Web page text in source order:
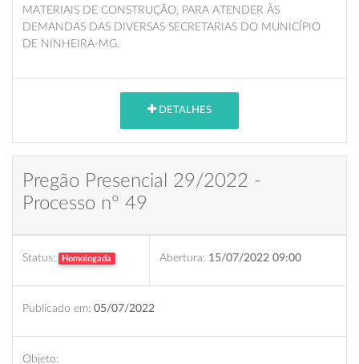
MATERIAIS DE CONSTRUÇÃO, PARA ATENDER ÀS
DEMANDAS DAS DIVERSAS SECRETARIAS DO MUNICÍPIO
DE NINHEIRA-MG.
DETALHES
Pregão Presencial 29/2022 -
Processo nº 49
Status: Homologada Abertura: 15/07/2022 09:00
Publicado em: 05/07/2022
Objeto: